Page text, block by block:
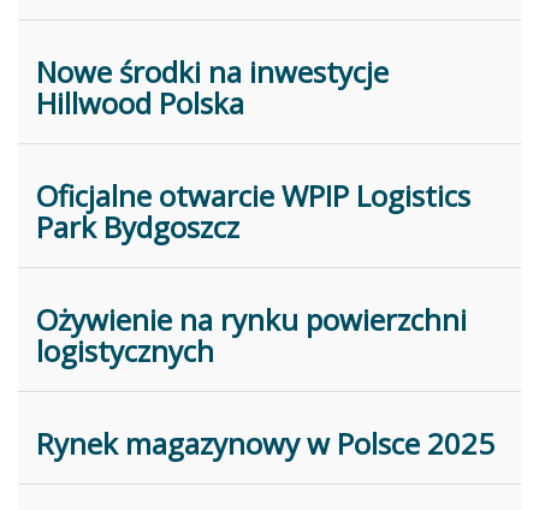
Nowe środki na inwestycje
Hillwood Polska
Oficjalne otwarcie WPIP Logistics
Park Bydgoszcz
Ożywienie na rynku powierzchni
logistycznych
Rynek magazynowy w Polsce 2025